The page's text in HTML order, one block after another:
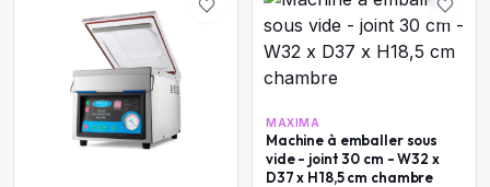
MAXIMA
Machine à emballer sous
vide - joint 30 cm - W32 x
D37 x H18,5 cm chambre